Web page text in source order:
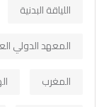
اللياقة البدنية
المعهد الدولي
المغرب